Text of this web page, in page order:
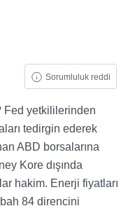
Sorumluluk reddi
Fed yetkililerinden
tedirgin ederek
ABD borsalarına
Kore dışında
hakim. Enerji fiyatları
84 direncini